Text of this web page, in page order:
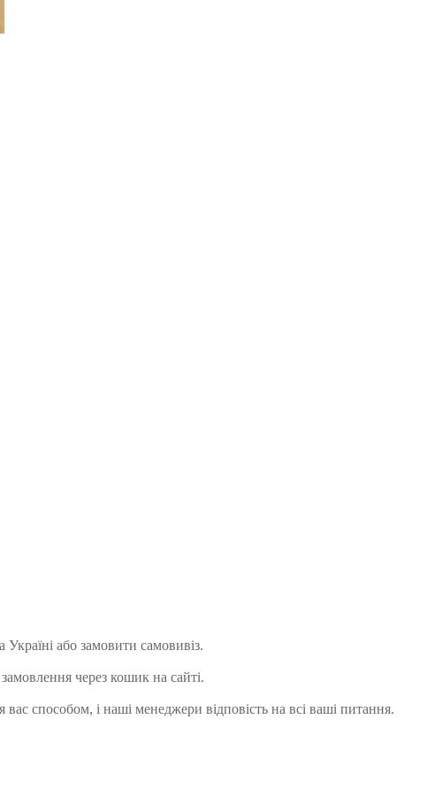
або замовити самовивіз.
через кошик на сайті.
способом, і наші менеджери відповість на всі ваші питання.